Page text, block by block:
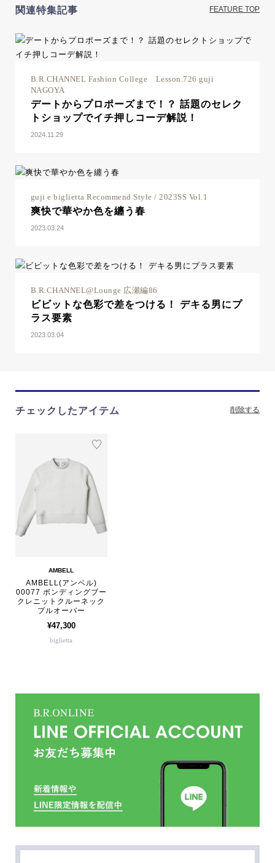
関連特集記事 FEATURE TOP
B.R.CHANNEL Fashion College Lesson.726 guji
NAGOYA
デートからプロポーズまで！？ 話題のセレク
トショップでイチ押しコーデ解説！
2024.11.29
guji e biglietta Recommend Style / 2023SS Vol.1
爽快で華やか色を纏う春
2023.03.24
B.R.CHANNEL@Lounge 広瀬編86
ビビットな色彩で差をつける！ デキる男にプ
ラス要素
2023.03.04
チェックしたアイテム 削除する
AMBELL
AMBELL(アンベル)
00077 ボンディングブー
クレニットクルーネック
プルオーバー
¥47,300
biglietta